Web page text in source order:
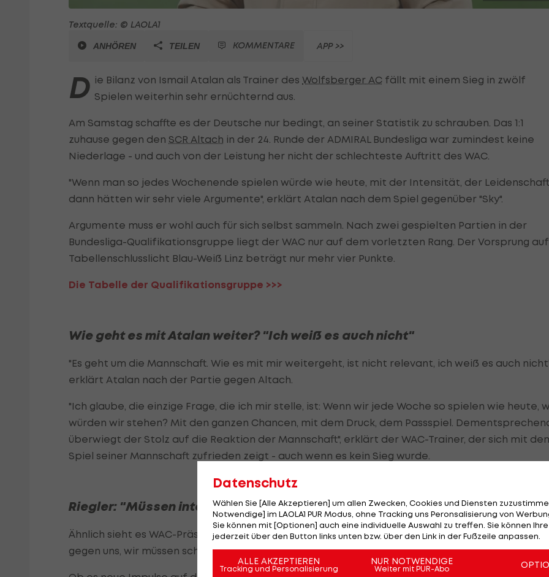
Textquelle: © LAOLA1
ANHÖREN TEILEN KOMMENTARE APP >>
D ie Bilanz von Ismail Atalan als Trainer des Wolfsberger AC fällt mit einem Sieg in zwölf
Spielen weiterhin sehr ernüchternd aus.
Am Samstag schaffte es der Deutsche nur bedingt, an seiner Statistik zu schrauben. Das 1:1
zuhause gegen den SCR Altach in der 24. Runde der ADMIRAL Bundesliga war zumindest keine
Niederlage - und auch von der Leistung her nicht der schlechteste Auftritt des WAC.
"Wenn man so jedes Wochenende spielen würde wie heute, mit der Intensität, der
dann hätten wir sehr viele Argumente", erklärt Atalan nach dem Spiel gegenüber "Sky".
Argumente muss er wohl auch für sich selbst sammeln. Nach zwei gespielten Partien in der
Bundesliga-Qualifikationsgruppe liegt der WAC nur auf dem vorletzten Rang. Der Vorsprung auf
Tabellenschlusslicht Blau-Weiß Linz beträgt nur mehr vier Punkte.
Die Tabelle der Qualifikationsgruppe >>>
Wie geht es mit Atalan weiter? "Ich weiß es auch nicht"
"Es geht um die Mannschaft. Wie es mit mir weitergeht, ist nicht relevant, ich weiß es auch
erklärt Atalan nach der Partie gegen Altach.
"Ich glaube, die einzige Frage, die ich mir stelle, ist: Wenn wir jede Woche so spielen wie heute,
würden wir stehen? Mit den ganzen Chancen, mit dem Druck, dem Passspiel.
überwiegt der Stolz auf die Reaktion der Mannschaft", erklärt der WAC-Trainer, der sich mit
Spiel seiner Mannschaft zufrieden zeigt - auch wenn es kein Sieg wurde.
Riegler: "Müssen intern schauen, wie es weitergeht"
Ähnlich sieht es WAC-Präsident Dietmar Riegler, der dennoch moniert: "Momentan läuft viel
gegen uns, wir müssen schauen, dass wir aus diesem Tief rauskommen."
Datenschutz
Wählen Sie [Alle Akzeptieren] um allen Zwecken, Cookies und Diensten
Notwendige] im LAOLA1 PUR Modus, ohne Tracking uns Peronsalisierung von
Sie können mit [Optionen] auch eine individuelle Auswahl zu treffen. Sie können
jederzeit über den Button links unten bzw. über den Link in der Fußzeile anpassen.
ALLE AKZEPTIEREN
Tracking und Personalisierung
NUR NOTWENDIGE
Weiter mit PUR-Abo